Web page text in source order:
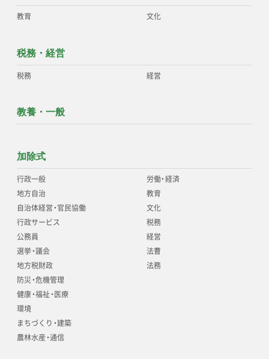
教育 文化
税務・経営
税務 経営
教養・一般
加除式
行政一般
地方自治
自治体経営・官民協働
行政サービス
公務員
選挙・議会
地方税財政
防災・危機管理
健康・福祉・医療
環境
まちづくり・建築
農林水産・通信
労働・経済
教育
文化
税務
経営
法曹
法務